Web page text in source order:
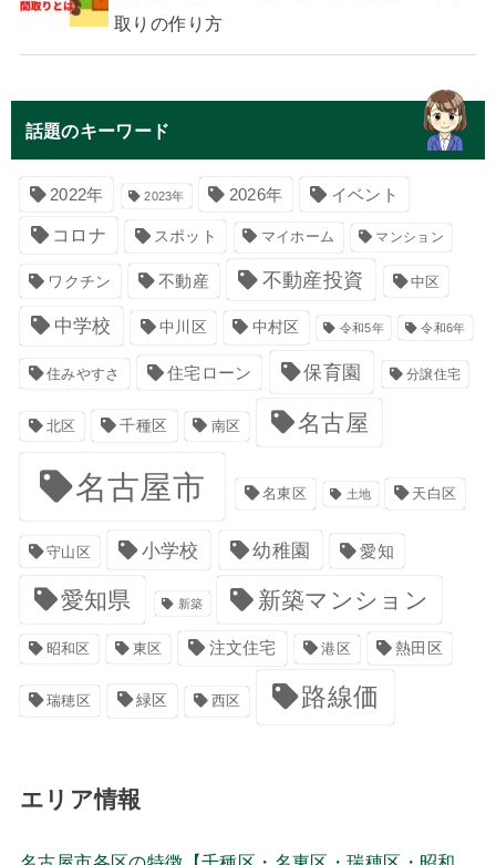
取りの作り方
話題のキーワード
2022年 2023年 2026年 イベント
コロナ スポット マイホーム マンション
ワクチン 不動産 不動産投資 中区
中学校 中川区 中村区 令和5年 令和6年
住みやすさ 住宅ローン 保育園 分譲住宅
北区 千種区 南区 名古屋
名古屋市 名東区 土地 天白区
守山区 小学校 幼稚園 愛知
愛知県 新築 新築マンション
昭和区 東区 注文住宅 港区 熱田区
瑞穂区 緑区 西区 路線価
エリア情報